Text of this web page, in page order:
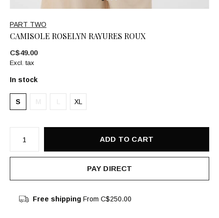
PART TWO
CAMISOLE ROSELYN RAYURES ROUX
C$49.00
Excl. tax
In stock
S M L XL
ADD TO CART
PAY DIRECT
Free shipping From C$250.00